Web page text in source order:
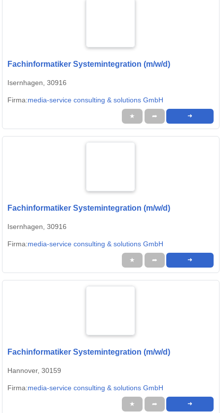
Fachinformatiker Systemintegration (m/w/d)
Isernhagen, 30916
Firma:media-service consulting & solutions GmbH
★ ➦ ➜
Fachinformatiker Systemintegration (m/w/d)
Isernhagen, 30916
Firma:media-service consulting & solutions GmbH
★ ➦ ➜
Fachinformatiker Systemintegration (m/w/d)
Hannover, 30159
Firma:media-service consulting & solutions GmbH
★ ➦ ➜